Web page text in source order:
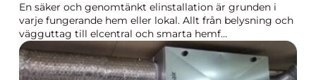
En säker och genomtänkt elinstallation är grunden i
varje fungerande hem eller lokal. Allt från belysning och
vägguttag till elcentral och smarta hemf...